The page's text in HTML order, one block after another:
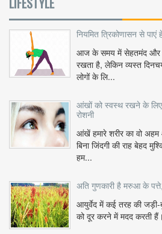
नियमित त्रिकोणासन से पाएं
आज के समय में सेहतमंद और
रखता है, लेकिन व्यस्त
लोगों के लि...
आंखों को स्वस्थ रखने के लिए
रोशनी
आंखें हमारे शरीर का वो
बिना जिंदगी की राह बेहद
हम...
अति गुणकारी है मरुआ के
आयुर्वेद में कई तरह की जड़ी-
को दूर करने में मदद करती